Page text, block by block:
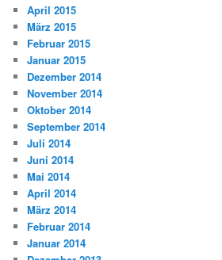
April 2015
März 2015
Februar 2015
Januar 2015
Dezember 2014
November 2014
Oktober 2014
September 2014
Juli 2014
Juni 2014
Mai 2014
April 2014
März 2014
Februar 2014
Januar 2014